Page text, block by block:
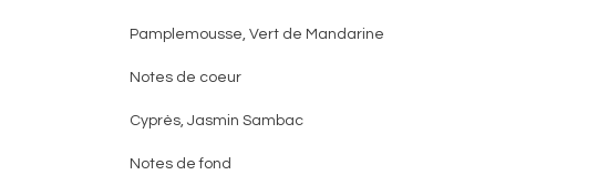
Pamplemousse, Vert de Mandarine
Notes de coeur
Cyprès, Jasmin Sambac
Notes de fond